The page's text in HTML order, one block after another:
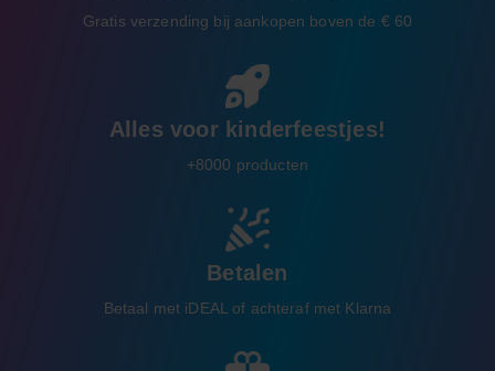
Gratis verzending bij aankopen boven de € 60
Alles voor kinderfeestjes!
+8000 producten
Betalen
Betaal met iDEAL of achteraf met Klarna